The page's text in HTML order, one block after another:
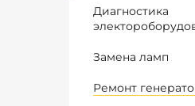
Диагностика
Замена ламп
Ремонт